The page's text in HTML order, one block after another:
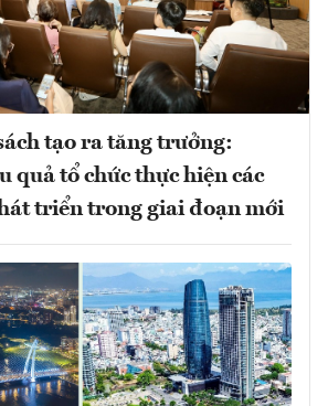
tạo ra tăng trưởng:
quả tổ chức thực hiện các
triển trong giai đoạn mới